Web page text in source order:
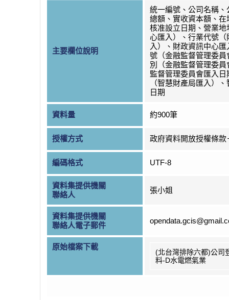
主要欄位說明
統一編號、公司名稱、
總額、實收資本額、在
核准設立日期、營業地
心匯入）、行業代號（
入）、財政資訊中心
號（金融監督管理委員
別（金融監督管理委
監督管理委員會匯入日
（智慧財產局匯入）
日期
資料量 約900筆
授權方式 政府資料開放授權條款
編碼格式 UTF-8
資料集提供機關
聯絡人
張小姐
資料集提供機關
聯絡人電子郵件
原始檔案下載
(北台灣排除六都)公司
料-D水電燃氣業